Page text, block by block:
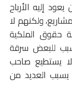
إليه الأرباح
ولكنهم لا
حقوق الملكية
للبعض سرقة
يستطيع صاحب
العديد من